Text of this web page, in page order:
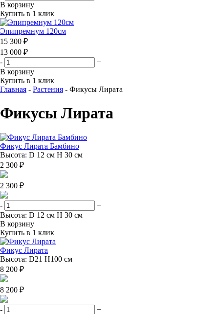
В корзину
Купить в 1 клик
Эпипремнум 120см
15 300 ₽
13 000 ₽
-
+
В корзину
Купить в 1 клик
Главная - Растения - Фикусы Лирата
Фикусы Лирата
Фикус Лирата Бамбино
Высота: D 12 см H 30 см
2 300 ₽
2 300 ₽
-
+
Высота: D 12 см H 30 см
В корзину
Купить в 1 клик
Фикус Лирата
Высота: D21 H100 см
8 200 ₽
8 200 ₽
-
+